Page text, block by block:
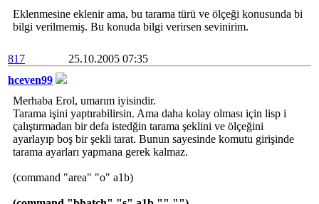
Eklenmesine eklenir ama, bu tarama türü ve ölçeği konusunda bi
bilgi verilmemiş. Bu konuda bilgi verirsen sevinirim.
817
25.10.2005 07:35
hceven99
Merhaba Erol, umarım iyisindir.
Tarama işini yaptırabilirsin. Ama daha kolay olması için lisp i
çalıştırmadan bir defa istedğin tarama şeklini ve ölçeğini
ayarlayıp boş bir şekli tarat. Bunun sayesinde komutu girişinde
tarama ayarları yapmana gerek kalmaz.
(command "area" "o" a1b)